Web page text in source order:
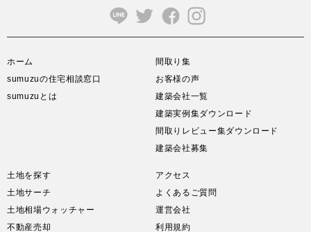
ホーム
sumuzuの住宅相談窓口
sumuzuとは
間取り集
お客様の声
建築会社一覧
建築実例集ダウンロード
間取りレビュー集ダウンロード
建築会社募集
土地を探す
土地サーチ
土地相場ウォッチャー
不動産売却
アクセス
よくあるご質問
運営会社
利用規約